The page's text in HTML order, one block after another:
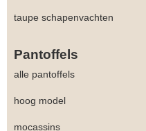
taupe schapenvachten
Pantoffels
alle pantoffels
hoog model
mocassins